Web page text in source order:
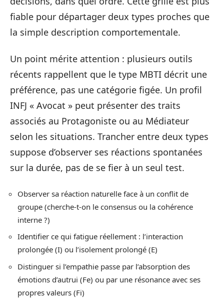
fiable pour départager deux types proches que
la simple description comportementale.
Un point mérite attention : plusieurs outils
récents rappellent que le type MBTI décrit une
préférence, pas une catégorie figée. Un profil
INFJ « Avocat » peut présenter des traits
associés au Protagoniste ou au Médiateur
selon les situations. Trancher entre deux types
suppose d’observer ses réactions spontanées
sur la durée, pas de se fier à un seul test.
Observer sa réaction naturelle face à un conflit de
groupe (cherche-t-on le consensus ou la cohérence
interne ?)
Identifier ce qui fatigue réellement : l’interaction
prolongée (I) ou l’isolement prolongé (E)
Distinguer si l’empathie passe par l’absorption des
émotions d’autrui (Fe) ou par une résonance avec ses
propres valeurs (Fi)